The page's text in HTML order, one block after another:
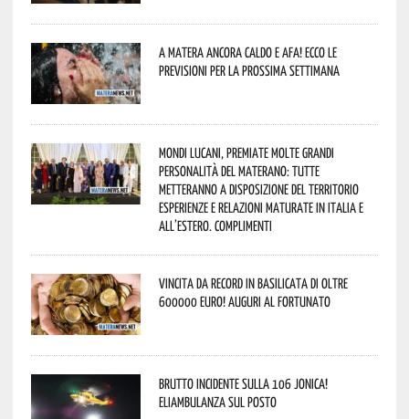
A Matera ancora caldo e afa! Ecco le
previsioni per la prossima settimana
Mondi lucani, premiate molte grandi
personalità del materano: tutte
metteranno a disposizione del territorio
esperienze e relazioni maturate in Italia e
all’estero. Complimenti
Vincita da record in Basilicata di oltre
600000 euro! Auguri al fortunato
Brutto incidente sulla 106 Jonica!
Eliambulanza sul posto